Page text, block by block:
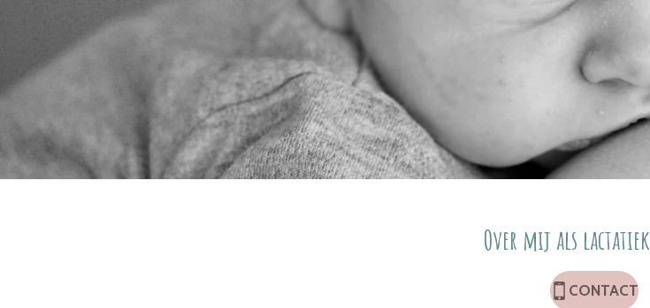
Over mij als
CONTACT